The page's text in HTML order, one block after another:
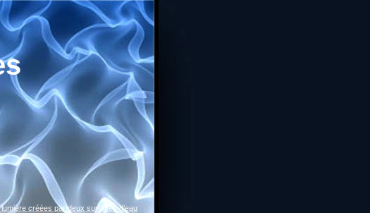
créées par deux surfaces d’eau